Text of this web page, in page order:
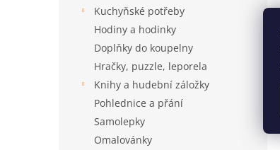
Kuchyňské potřeby
Hodiny a hodinky
Doplňky do koupelny
Hračky, puzzle, leporela
Knihy a hudební záložky
Pohlednice a přání
Samolepky
Omalovánky